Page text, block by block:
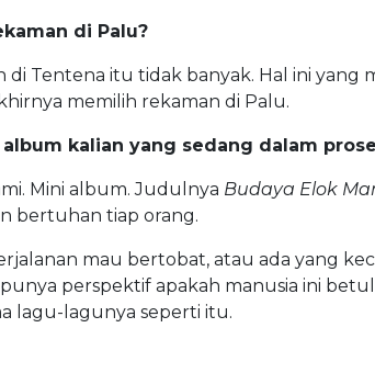
di Palu?
di Tentena itu tidak banyak. Hal ini yang
memilih rekaman di Palu.
album kalian yang sedang dalam
Mini album. Judulnya Budaya Elok
bertuhan tiap orang.
mau bertobat, atau ada yang
perspektif apakah manusia ini
lagu-lagunya seperti itu.